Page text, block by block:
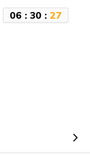
06 : 30 : 27